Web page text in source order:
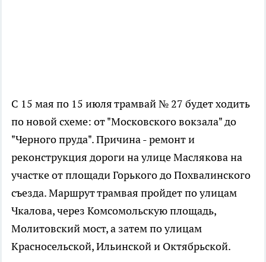
С 15 мая по 15 июля трамвай № 27 будет ходить
по новой схеме: от "Московского вокзала" до
"Черного пруда". Причина - ремонт и
реконструкция дороги на улице Маслякова на
участке от площади Горького до Похвалинского
съезда. Маршрут трамвая пройдет по улицам
Чкалова, через Комсомольскую площадь,
Молитовский мост, а затем по улицам
Красносельской, Ильинской и Октябрьской.